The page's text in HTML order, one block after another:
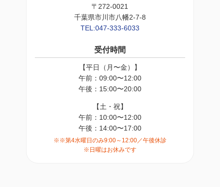
〒272-0021
千葉県市川市八幡2-7-8
TEL:047-333-6033
受付時間
【平日（月〜金）】
午前：09:00〜12:00
午後：15:00〜20:00
【土・祝】
午前：10:00〜12:00
午後：14:00〜17:00
※※第4水曜日のみ9:00～12:00／午後休診
※日曜はお休みです